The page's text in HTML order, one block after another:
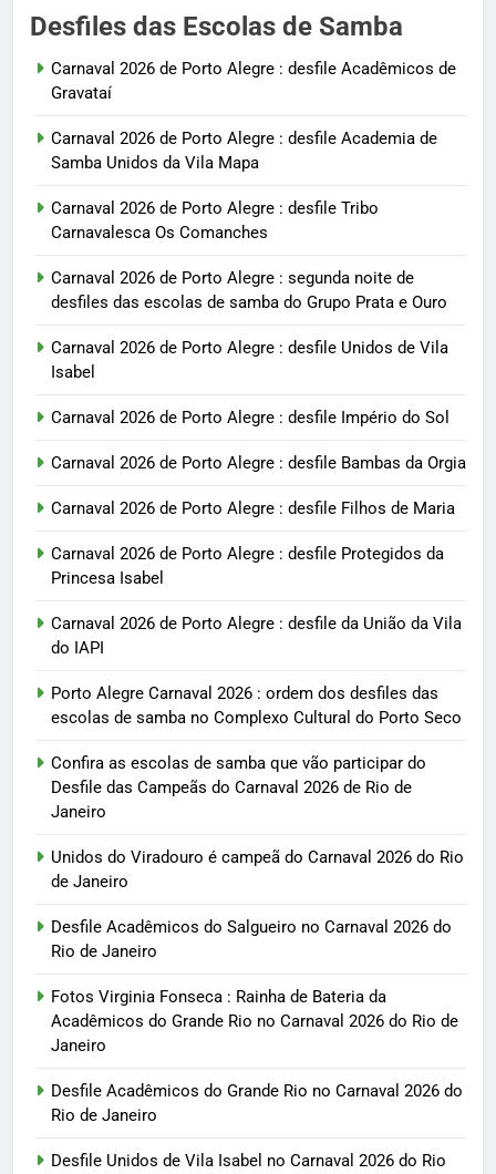
Desfiles das Escolas de Samba
Carnaval 2026 de Porto Alegre : desfile Acadêmicos de
Gravataí
Carnaval 2026 de Porto Alegre : desfile Academia de
Samba Unidos da Vila Mapa
Carnaval 2026 de Porto Alegre : desfile Tribo
Carnavalesca Os Comanches
Carnaval 2026 de Porto Alegre : segunda noite de
desfiles das escolas de samba do Grupo Prata e Ouro
Carnaval 2026 de Porto Alegre : desfile Unidos de Vila
Isabel
Carnaval 2026 de Porto Alegre : desfile Império do Sol
Carnaval 2026 de Porto Alegre : desfile Bambas da Orgia
Carnaval 2026 de Porto Alegre : desfile Filhos de Maria
Carnaval 2026 de Porto Alegre : desfile Protegidos da
Princesa Isabel
Carnaval 2026 de Porto Alegre : desfile da União da Vila
do IAPI
Porto Alegre Carnaval 2026 : ordem dos desfiles das
escolas de samba no Complexo Cultural do Porto Seco
Confira as escolas de samba que vão participar do
Desfile das Campeãs do Carnaval 2026 de Rio de
Janeiro
Unidos do Viradouro é campeã do Carnaval 2026 do Rio
de Janeiro
Desfile Acadêmicos do Salgueiro no Carnaval 2026 do
Rio de Janeiro
Fotos Virginia Fonseca : Rainha de Bateria da
Acadêmicos do Grande Rio no Carnaval 2026 do Rio de
Janeiro
Desfile Acadêmicos do Grande Rio no Carnaval 2026 do
Rio de Janeiro
Desfile Unidos de Vila Isabel no Carnaval 2026 do Rio